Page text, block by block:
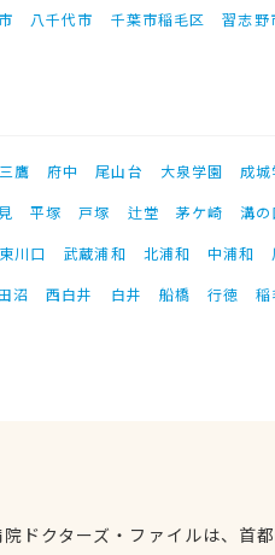
八千代市 千葉市稲毛区 習志野
三鷹 府中 尾山台 大泉学園 成
平塚 戸塚 辻堂 茅ケ崎
溝の
東川口 武蔵浦和 北浦和 中浦和
沼 西白井 白井 船橋 行徳 稲
院ドクターズ・ファイルは、首